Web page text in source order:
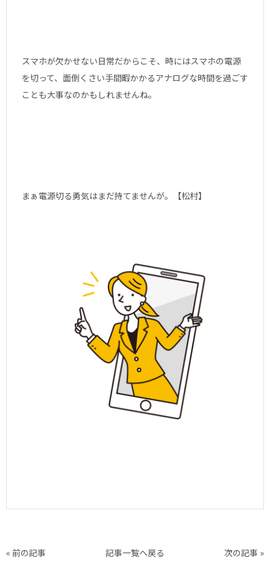
スマホが欠かせない日常だからこそ、時にはスマホの電源
を切って、面倒くさい手間暇かかるアナログな時間を過ごす
ことも大事なのかもしれませんね。
まぁ電源切る勇気はまだ持てませんが。【松村】
« 前の記事 記事一覧へ戻る 次の記事 »